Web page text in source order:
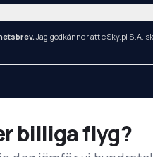
Jag godkänner att eSky.pl
billiga flyg?